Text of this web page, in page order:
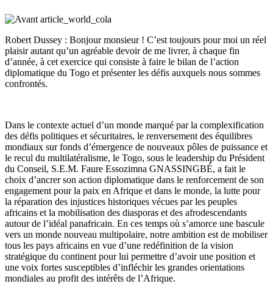
Robert Dussey : Bonjour monsieur ! C’est toujours pour moi un réel
plaisir autant qu’un agréable devoir de me livrer, à chaque fin
d’année, à cet exercice qui consiste à faire le bilan de l’action
diplomatique du Togo et présenter les défis auxquels nous sommes
confrontés.
Dans le contexte actuel d’un monde marqué par la complexification
des défis politiques et sécuritaires, le renversement des équilibres
mondiaux sur fonds d’émergence de nouveaux pôles de puissance et
le recul du multilatéralisme, le Togo, sous le leadership du Président
du Conseil, S.E.M. Faure Essozimna GNASSINGBÉ, a fait le
choix d’ancrer son action diplomatique dans le renforcement de son
engagement pour la paix en Afrique et dans le monde, la lutte pour
la réparation des injustices historiques vécues par les peuples
africains et la mobilisation des diasporas et des afrodescendants
autour de l’idéal panafricain. En ces temps où s’amorce une bascule
vers un monde nouveau multipolaire, notre ambition est de mobiliser
tous les pays africains en vue d’une redéfinition de la vision
stratégique du continent pour lui permettre d’avoir une position et
une voix fortes susceptibles d’infléchir les grandes orientations
mondiales au profit des intérêts de l’Afrique.